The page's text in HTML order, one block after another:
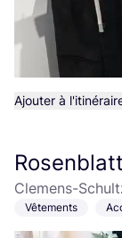
Ajouter à
Clemens-
Vêtements